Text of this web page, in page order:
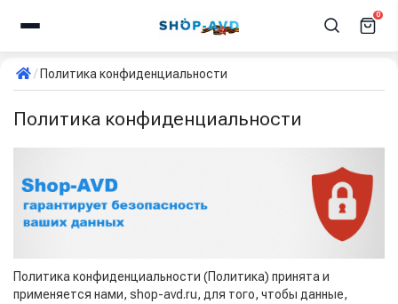
0
Политика конфиденциальности
Политика конфиденциальности
Политика конфиденциальности (Политика) принята и
применяется нами, shop-avd.ru, для того, чтобы данные,